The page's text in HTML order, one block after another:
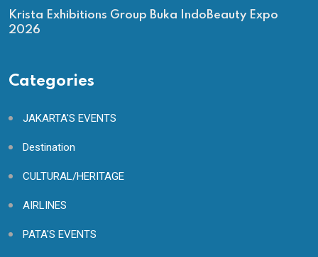
Krista Exhibitions Group Buka IndoBeauty Expo
2026
Categories
JAKARTA'S EVENTS
Destination
CULTURAL/HERITAGE
AIRLINES
PATA'S EVENTS